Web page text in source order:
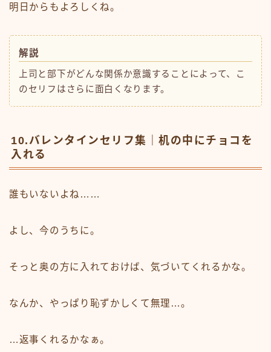
明日からもよろしくね。
解説
上司と部下がどんな関係か意識することによって、こ
のセリフはさらに面白くなります。
10.バレンタインセリフ集｜机の中にチョコを
入れる
誰もいないよね……
よし、今のうちに。
そっと奥の方に入れておけば、気づいてくれるかな。
なんか、やっぱり恥ずかしくて無理…。
…返事くれるかなぁ。